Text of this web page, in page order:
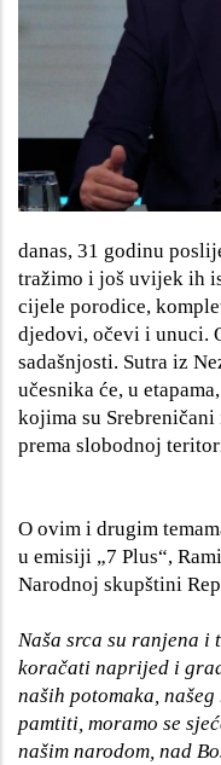
danas, 31 godinu
tražimo i još uvijek ih
cijele porodice,
djedovi, očevi i unuci.
sadašnjosti. Sutra iz
učesnika će, u
kojima su
prema slobodnoj
O ovim i drugim
u emisiji „7 Plus“,
Narodnoj skupštini
Naša srca su ranjena i
koračati naprijed i
naših potomaka,
pamtiti, moramo se
našim narodom, nad